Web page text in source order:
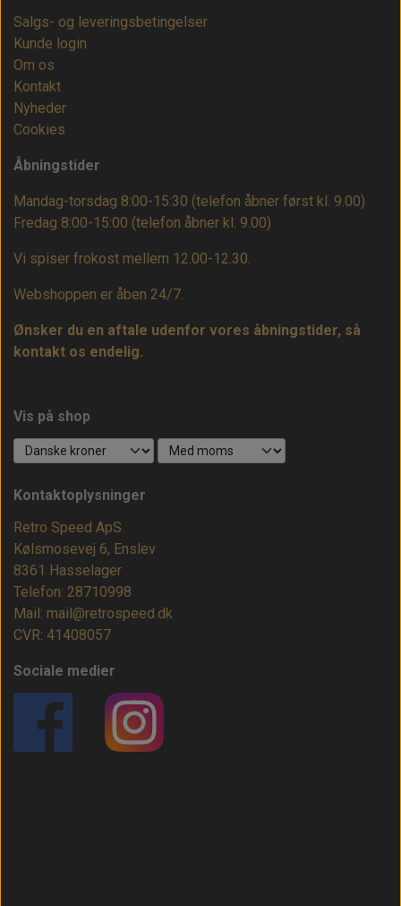
Salgs- og leveringsbetingelser
Kunde login
Om os
Kontakt
Nyheder
Cookies
Åbningstider
Mandag-torsdag 8:00-15:30 (telefon åbner først kl. 9.00)
Fredag 8:00-15:00 (telefon åbner kl. 9.00)
Vi spiser frokost mellem 12.00-12.30.
Webshoppen er åben 24/7.
Ønsker du en aftale udenfor vores åbningstider, så
kontakt os endelig.
Vis på shop
Kontaktoplysninger
Retro Speed ApS
Kølsmosevej 6, Enslev
8361 Hasselager
Telefon: 28710998
Mail: mail@retrospeed.dk
CVR: 41408057
Sociale medier